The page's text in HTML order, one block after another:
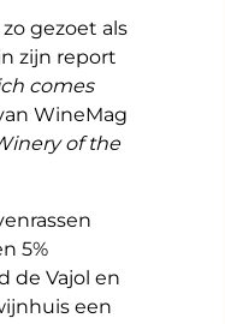
gezoet als
zijn report
comes
WineMag
of the
5%
de Vajol en
een